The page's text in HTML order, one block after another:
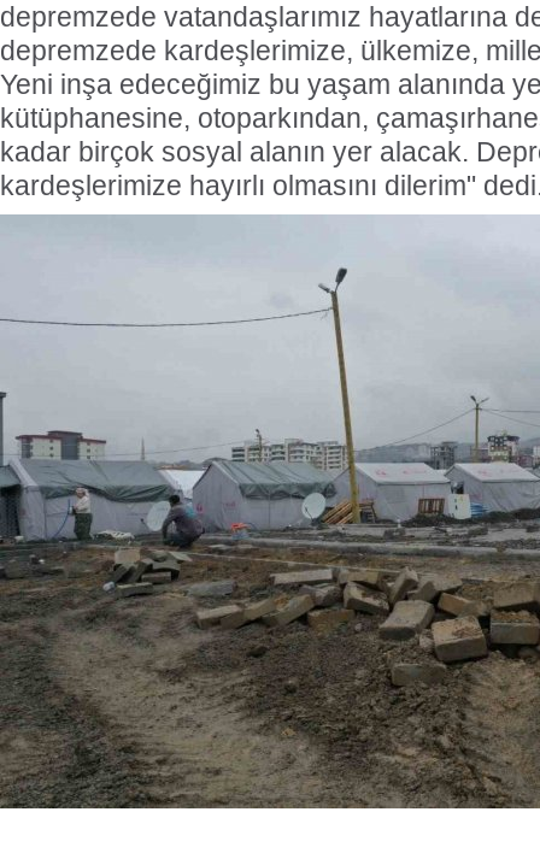
depremzede vatandaşlarımız hayatlarına
depremzede kardeşlerimize, ülkemize,
Yeni inşa edeceğimiz bu yaşam alanında
kütüphanesine, otoparkından,
kadar birçok sosyal alanın yer alacak.
kardeşlerimize hayırlı olmasını dilerim"